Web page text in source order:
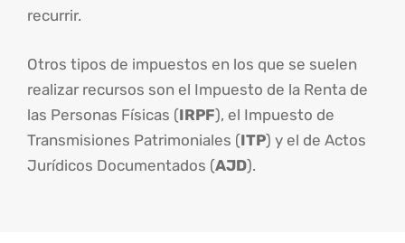
recurrir.
Otros tipos de impuestos en los que se suelen
realizar recursos son el Impuesto de la Renta de
las Personas Físicas (IRPF), el Impuesto de
Transmisiones Patrimoniales (ITP) y el de Actos
Jurídicos Documentados (AJD).